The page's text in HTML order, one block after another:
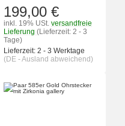
199,00 €
inkl. 19% USt. versandfreie
Lieferung (Lieferzeit: 2 - 3
Tage)
Lieferzeit: 2 - 3 Werktage
(DE - Ausland abweichend)